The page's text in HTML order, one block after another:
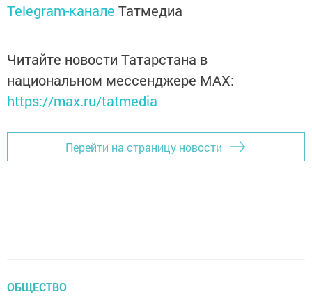
Telegram-канале Татмедиа
Читайте новости Татарстана в
национальном мессенджере MАХ:
https://max.ru/tatmedia
Перейти на страницу новости
ОБЩЕСТВО